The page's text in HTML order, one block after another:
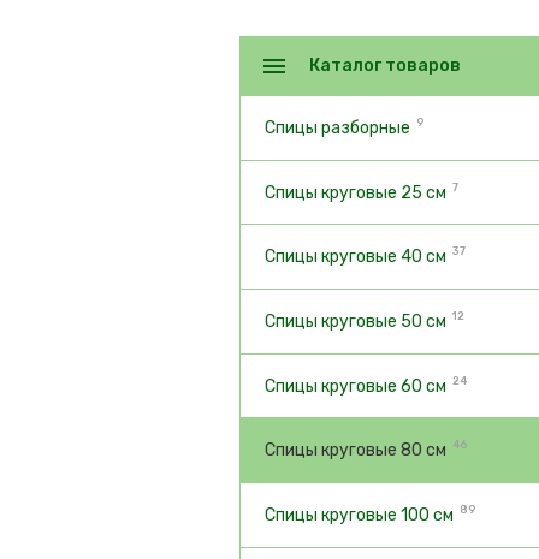
Каталог товаров
Спицы разборные 9
Спицы круговые 25 см 7
Спицы круговые 40 см 37
Спицы круговые 50 см 12
Спицы круговые 60 см 24
Спицы круговые 80 см 46
Спицы круговые 100 см 89